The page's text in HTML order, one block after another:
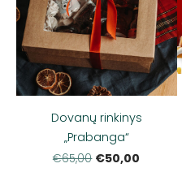
Dovanų rinkinys
„Prabanga“
€65,00 €50,00